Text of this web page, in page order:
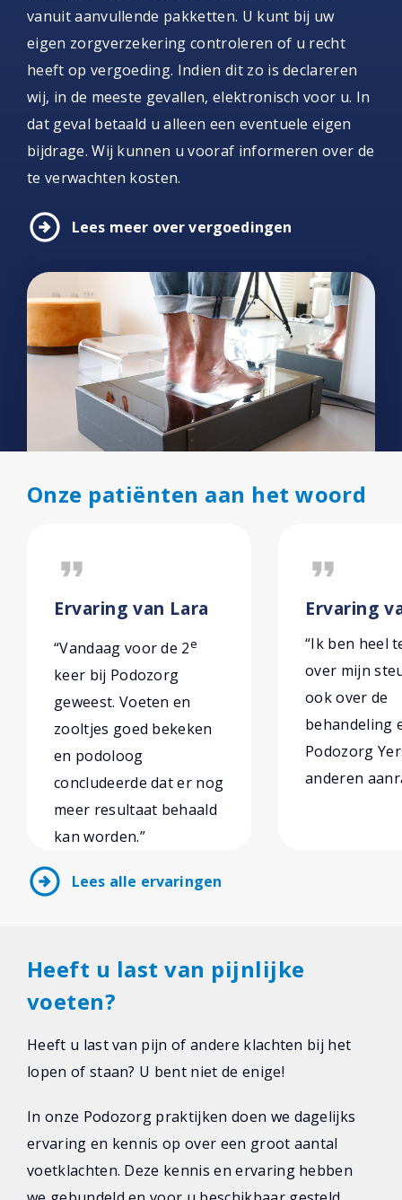
vanuit aanvullende pakketten. U kunt bij uw
eigen zorgverzekering controleren of u recht
heeft op vergoeding. Indien dit zo is declareren
wij, in de meeste gevallen, elektronisch voor u. In
dat geval betaald u alleen een eventuele eigen
bijdrage. Wij kunnen u vooraf informeren over de
te verwachten kosten.
arrow_circle_right Lees meer over vergoedingen
Onze patiënten aan het woord
format_quote
Ervaring van Lara
“Vandaag voor de 2e
keer bij Podozorg
geweest. Voeten en
zooltjes goed bekeken
en podoloog
concludeerde dat er nog
meer resultaat behaald
kan worden.”
format_quote
Ervaring
“Ik ben heel
over mijn
ook over de
behandeling
Podozorg
anderen
arrow_circle_right Lees alle ervaringen
Heeft u last van pijnlijke
voeten?
Heeft u last van pijn of andere klachten bij het
lopen of staan? U bent niet de enige!
In onze Podozorg praktijken doen we dagelijks
ervaring en kennis op over een groot aantal
voetklachten. Deze kennis en ervaring hebben